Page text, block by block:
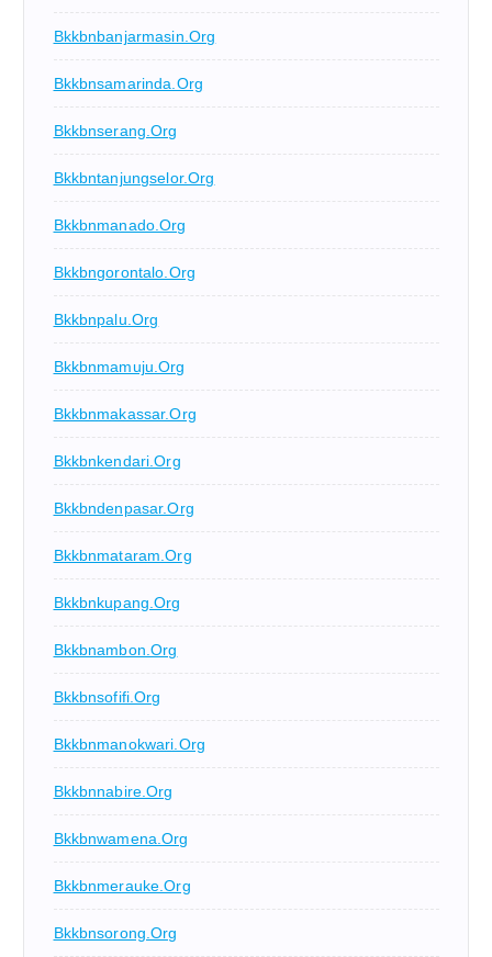
Bkkbnbanjarmasin.org
Bkkbnsamarinda.org
Bkkbnserang.org
Bkkbntanjungselor.org
Bkkbnmanado.org
Bkkbngorontalo.org
Bkkbnpalu.org
Bkkbnmamuju.org
Bkkbnmakassar.org
Bkkbnkendari.org
Bkkbndenpasar.org
Bkkbnmataram.org
Bkkbnkupang.org
Bkkbnambon.org
Bkkbnsofifi.org
Bkkbnmanokwari.org
Bkkbnnabire.org
Bkkbnwamena.org
Bkkbnmerauke.org
Bkkbnsorong.org